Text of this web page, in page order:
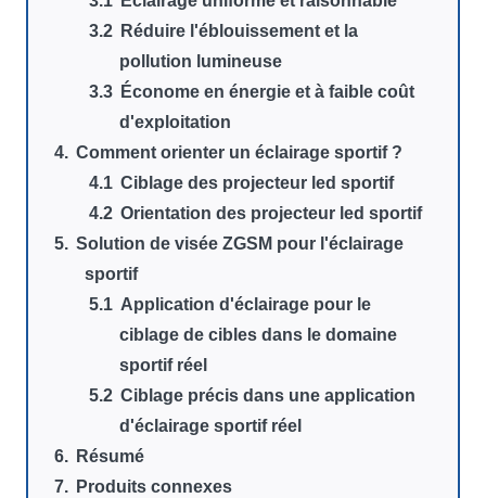
Réduire l'éblouissement et la
pollution lumineuse
Économe en énergie et à faible coût
d'exploitation
Comment orienter un éclairage sportif ?
Ciblage des projecteur led sportif
Orientation des projecteur led sportif
Solution de visée ZGSM pour l'éclairage
sportif
Application d'éclairage pour le
ciblage de cibles dans le domaine
sportif réel
Ciblage précis dans une application
d'éclairage sportif réel
Résumé
Produits connexes